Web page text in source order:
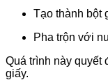
Tạo thành bột
Pha trộn với
Quá trình này quyết
giấy.